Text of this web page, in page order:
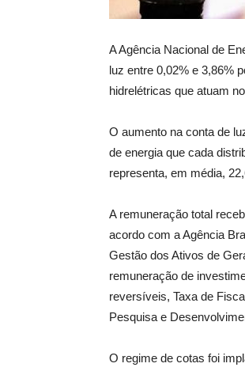
A Agência Nacional de
luz entre 0,02% e 3,86%
hidrelétricas que atuam
O aumento na conta de
de energia que cada
representa, em média,
A remuneração total
acordo com a Agência
Gestão dos Ativos de
remuneração de
reversíveis, Taxa de
Pesquisa e
O regime de cotas foi